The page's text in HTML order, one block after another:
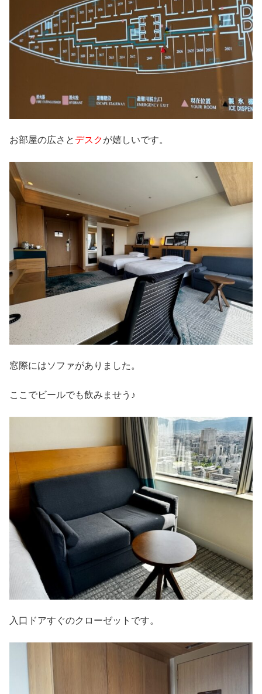
お部屋の広さと デスクが嬉しいです。
窓際にはソファがありました。
ここでビールでも飲みませう♪
入口ドアすぐのクローゼットです。